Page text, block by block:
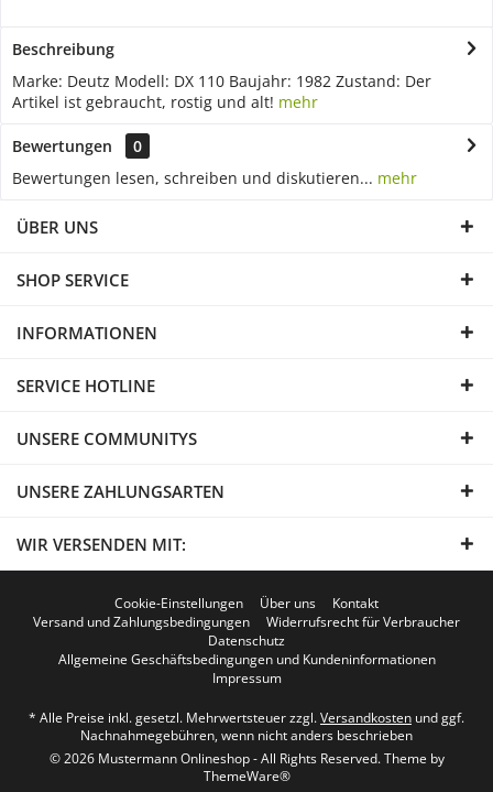
Beschreibung
Marke: Deutz Modell: DX 110 Baujahr: 1982 Zustand: Der
Artikel ist gebraucht, rostig und alt! mehr
Bewertungen
0
Bewertungen lesen, schreiben und diskutieren... mehr
ÜBER UNS
SHOP SERVICE
INFORMATIONEN
SERVICE HOTLINE
UNSERE COMMUNITYS
UNSERE ZAHLUNGSARTEN
WIR VERSENDEN MIT:
Cookie-Einstellungen Über uns
Kontakt
Versand und Zahlungsbedingungen
Widerrufsrecht für Verbraucher
Datenschutz
Allgemeine Geschäftsbedingungen und Kundeninformationen
Impressum
* Alle Preise inkl. gesetzl. Mehrwertsteuer zzgl.Versandkosten und ggf.
Nachnahmegebühren, wenn nicht anders beschrieben
© 2026 Mustermann Onlineshop - All Rights Reserved. Theme by
ThemeWare®